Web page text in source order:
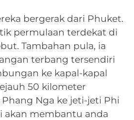
bergerak dari Phuket.
permulaan terdekat di
Tambahan pula, ia
terbang tersendiri
ke kapal-kapal
50 kilometer
Nga ke jeti-jeti Phi
akan membantu anda